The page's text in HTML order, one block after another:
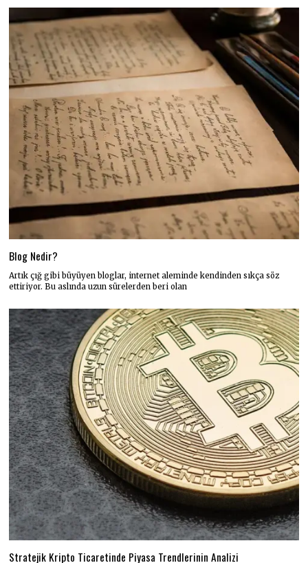
Blog Nedir?
Artık çığ gibi büyüyen bloglar, internet aleminde kendinden sıkça söz
ettiriyor. Bu aslında uzun sürelerden beri olan
Stratejik Kripto Ticaretinde Piyasa Trendlerinin Analizi